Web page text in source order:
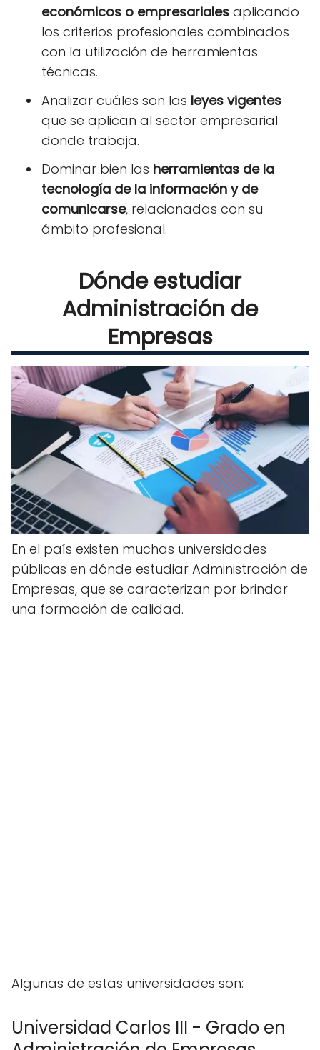
económicos o empresariales aplicando
los criterios profesionales combinados
con la utilización de herramientas
técnicas.
Analizar cuáles son las leyes vigentes
que se aplican al sector empresarial
donde trabaja.
Dominar bien las herramientas de la
tecnología de la información y de
comunicarse, relacionadas con su
ámbito profesional.
Dónde estudiar
Administración de
Empresas
En el país existen muchas universidades
públicas en dónde estudiar Administración de
Empresas, que se caracterizan por brindar
una formación de calidad.
Algunas de estas universidades son:
Universidad Carlos III - Grado en